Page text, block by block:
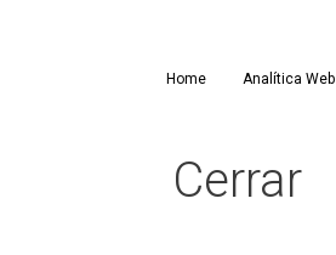
Home Analítica Web
Cerrar